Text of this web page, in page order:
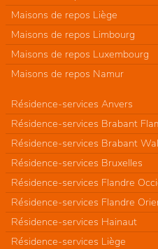
Maisons de repos Liège
Maisons de repos Limbourg
Maisons de repos Luxembourg
Maisons de repos Namur
Résidence-services Anvers
Résidence-services Brabant
Résidence-services Brabant
Résidence-services Bruxelles
Résidence-services Flandre
Résidence-services Flandre
Résidence-services Hainaut
Résidence-services Liège